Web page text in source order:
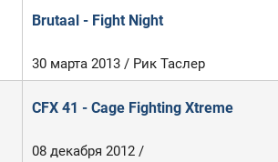
Brutaal - Fight Night
30 марта 2013 / Рик Таслер
CFX 41 - Cage Fighting Xtreme
08 декабря 2012 /